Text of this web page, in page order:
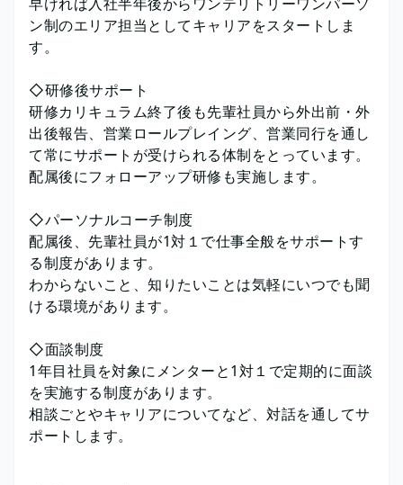
ン制のエリア担当としてキャリアをスタートしま
す。
◇研修後サポート
研修カリキュラム終了後も先輩社員から外出前・外
出後報告、営業ロールプレイング、営業同行を通し
て常にサポートが受けられる体制をとっています。
配属後にフォローアップ研修も実施します。
◇パーソナルコーチ制度
配属後、先輩社員が1対１で仕事全般をサポートす
る制度があります。
わからないこと、知りたいことは気軽にいつでも聞
ける環境があります。
◇面談制度
1年目社員を対象にメンターと1対１で定期的に面談
を実施する制度があります。
相談ごとやキャリアについてなど、対話を通してサ
ポートします。